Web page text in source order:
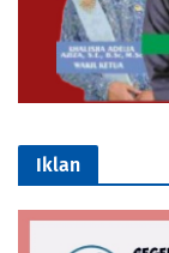
Iklan